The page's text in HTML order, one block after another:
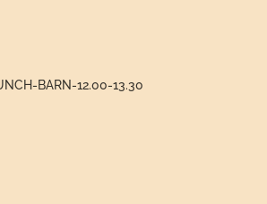
BARN-12.00-13.30